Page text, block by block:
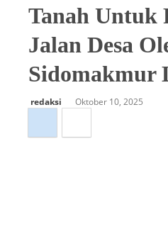
Tanah Untuk
Jalan Desa
Sidomakmur
redaksi Oktober 10, 2025